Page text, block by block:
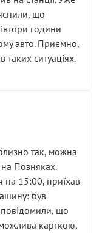
потрібно
циліндром у
на техніці,
а як максимум —
елементарних
Раніше міняв у
хороше
гайок під
гайки, які
( надіюсь
що
години
авто. Приємно,
ситуаціях.
так, можна
Позняках.
на 15:00, приїхав
був
що
карткою,